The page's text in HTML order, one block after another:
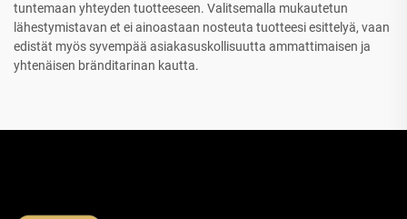
tuntemaan yhteyden tuotteeseen. Valitsemalla mukautetun
lähestymistavan et ei ainoastaan nosteuta tuotteesi esittelyä, vaan
edistät myös syvempää asiakasuskollisuutta ammattimaisen ja
yhtenäisen bränditarinan kautta.